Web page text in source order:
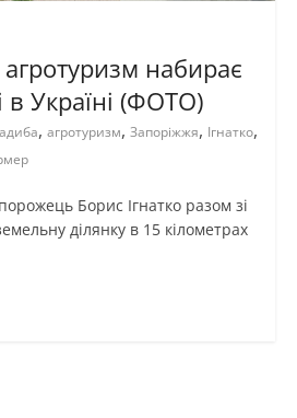
набирає
в Україні (ФОТО)
, агротуризм, Запоріжжя, Ігнатко,
Борис Ігнатко разом зі
ділянку в 15 кілометрах